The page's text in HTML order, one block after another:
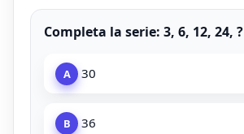
Completa la serie: 3, 6, 12, 24, ?
A 30
B 36